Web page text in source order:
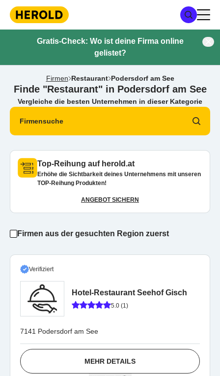
Gratis-Check: Wo ist deine Firma online
gelistet?
Firmen Restaurant Podersdorf am See
Finde "Restaurant" in Podersdorf am See
Vergleiche die besten Unternehmen in dieser Kategorie
Firmensuche
Top-Reihung auf herold.at
Erhöhe die Sichtbarkeit deines Unternehmens mit unseren
TOP-Reihung Produkten!
ANGEBOT SICHERN
Firmen aus der gesuchten Region zuerst
Verifiziert
Hotel-Restaurant Seehof Gisch
5.0 (1)
7141 Podersdorf am See
MEHR DETAILS